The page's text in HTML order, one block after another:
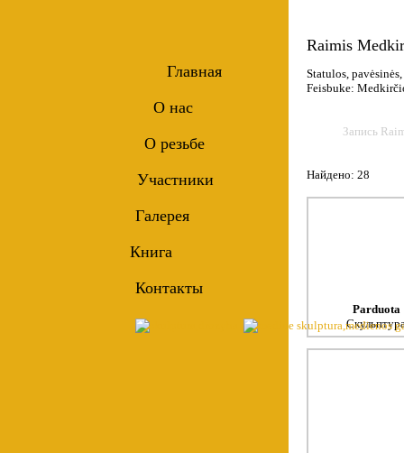
Главная
О нас
О резьбе
Участники
Галерея
Книга
Контакты
Raimis
Statulos,
Feisbuke:
Запись
Найдено: 28
Parduota